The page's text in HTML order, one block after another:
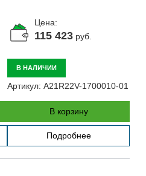
Цена:
115 423 руб.
В НАЛИЧИИ
Артикул: A21R22V-1700010-01
В корзину
Подробнее